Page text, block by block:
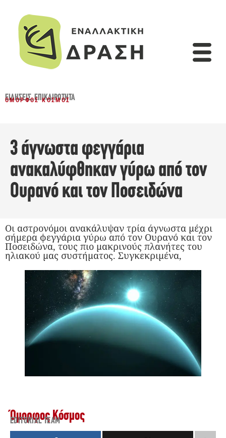
ΕΙΔΉΣΕΙΣ,ΕΠΙΚΑΙΡΌΤΗΤΑ
ΌΜΟΡΦΟΣ ΚΌΣΜΟΣ
3 άγνωστα φεγγάρια
ανακαλύφθηκαν γύρω από τον
Ουρανό και τον Ποσειδώνα
Οι αστρονόμοι ανακάλυψαν τρία άγνωστα μέχρι
σήμερα φεγγάρια γύρω από τον Ουρανό και τον
Ποσειδώνα, τους πιο μακρινούς πλανήτες του
ηλιακού μας συστήματος. Συγκεκριμένα,
Όμορφος Κόσμος
EDITORIAL TEAM